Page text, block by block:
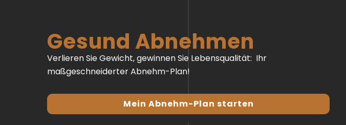
Gesund Abnehmen
Verlieren Sie Gewicht, gewinnen Sie Lebensqualität: Ihr
maßgeschneiderter Abnehm-Plan!
Mein Abnehm-Plan starten